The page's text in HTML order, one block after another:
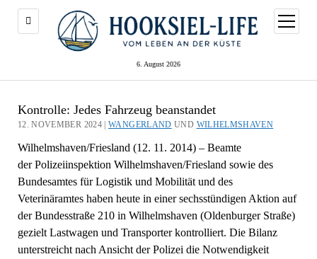
6. August 2026
Menü
öffnen
Kontrolle: Jedes Fahrzeug beanstandet
12. NOVEMBER 2024 |WANGERLAND UND WILHELMSHAVEN
Wilhelmshaven/Friesland (12. 11. 2014) – Beamte
der Polizeiinspektion Wilhelmshaven/Friesland sowie des
Bundesamtes für Logistik und Mobilität und des
Veterinäramtes haben heute in einer sechsstündigen Aktion auf
der Bundesstraße 210 in Wilhelmshaven (Oldenburger Straße)
gezielt Lastwagen und Transporter kontrolliert. Die Bilanz
unterstreicht nach Ansicht der Polizei die Notwendigkeit